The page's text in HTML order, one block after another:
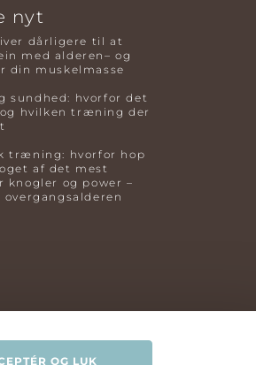
nyt
dårligere til at
med alderen– og
din muskelmasse
sundhed: hvorfor det
hvilken træning der
træning: hvorfor hop
af det mest
knogler og power –
OG LUK